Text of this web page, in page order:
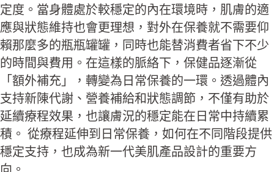
定度。當身體處於較穩定的內在環境時，肌膚的適
應與狀態維持也會更理想，對外在保養就不需要仰
賴那麼多的瓶瓶罐罐，同時也能替消費者省下不少
的時間與費用。在這樣的脈絡下，保健品逐漸從
「額外補充」，轉變為日常保養的一環。透過體內
支持新陳代謝、營養補給和狀態調節，不僅有助於
延續療程效果，也讓膚況的穩定能在日常中持續累
積。 從療程延伸到日常保養，如何在不同階段提供
穩定支持，也成為新一代美肌產品設計的重要方